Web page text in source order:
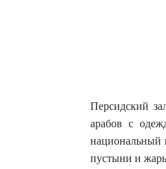
Персидский
арабов с
национальный
пустыни и